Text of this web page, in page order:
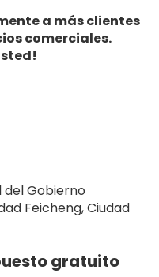
a más clientes
comerciales.
del Gobierno
Feicheng, Ciudad
gratuito